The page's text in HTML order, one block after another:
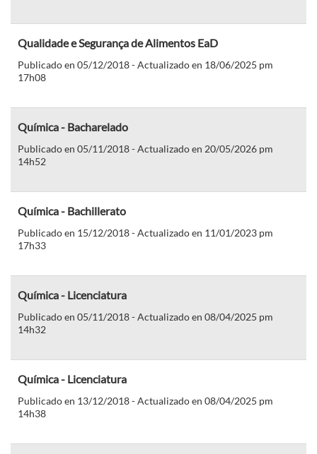
Qualidade e Segurança de Alimentos EaD
Publicado en 05/12/2018 - Actualizado en 18/06/2025 pm
17h08
Química - Bacharelado
Publicado en 05/11/2018 - Actualizado en 20/05/2026 pm
14h52
Química - Bachillerato
Publicado en 15/12/2018 - Actualizado en 11/01/2023 pm
17h33
Química - Licenciatura
Publicado en 05/11/2018 - Actualizado en 08/04/2025 pm
14h32
Química - Licenciatura
Publicado en 13/12/2018 - Actualizado en 08/04/2025 pm
14h38